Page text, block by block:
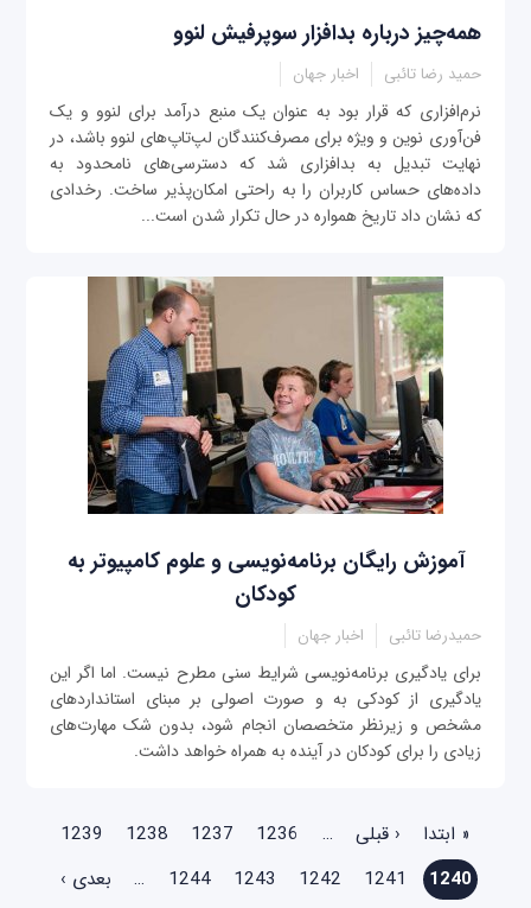
همه‌چیز درباره بدافزار سوپرفیش لنوو
حمید رضا تائبی اخبار جهان
نرم‌افزاری که قرار بود به عنوان یک منبع درآمد برای لنوو و یک
فن‌آوری نوین و ویژه برای مصرف‌کنندگان لپ‌تاپ‌های لنوو باشد، در
نهایت تبدیل به بدافزاری شد که دسترسی‌های نامحدود به
داده‌های حساس کاربران را به راحتی امکان‌پذیر ساخت. رخدادی
که نشان داد تاریخ همواره در حال تکرار شدن است...
آموزش رایگان برنامه‌نویسی و علوم کامپیوتر به
کودکان
حمیدرضا تائبی اخبار جهان
برای یادگیری برنامه‌نویسی شرایط سنی مطرح نیست. اما اگر این
یادگیری از کودکی به و صورت اصولی بر مبنای استانداردهای
مشخص و زیرنظر متخصصان انجام شود، بدون شک مهارت‌های
زیادی را برای کودکان در آینده به همراه خواهد داشت.
صفحه‌ها
« ابتدا ‹ قبلی …
1236
1237
1238
1239
1240
1241
1242
1243
1244
…
بعدی ›